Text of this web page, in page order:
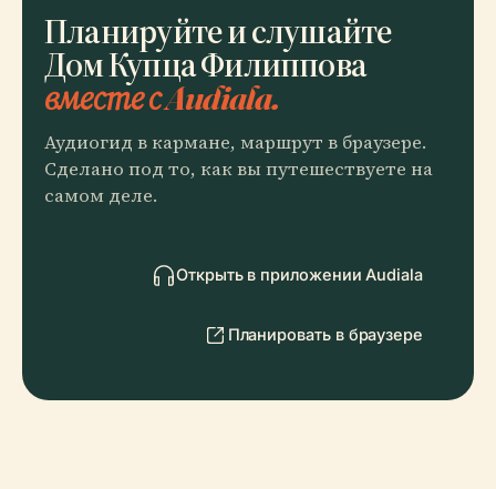
Планируйте и слушайте
Дом Купца Филиппова
вместе с Audiala.
Аудиогид в кармане, маршрут в браузере.
Сделано под то, как вы путешествуете на
самом деле.
Открыть в приложении Audiala
Планировать в браузере